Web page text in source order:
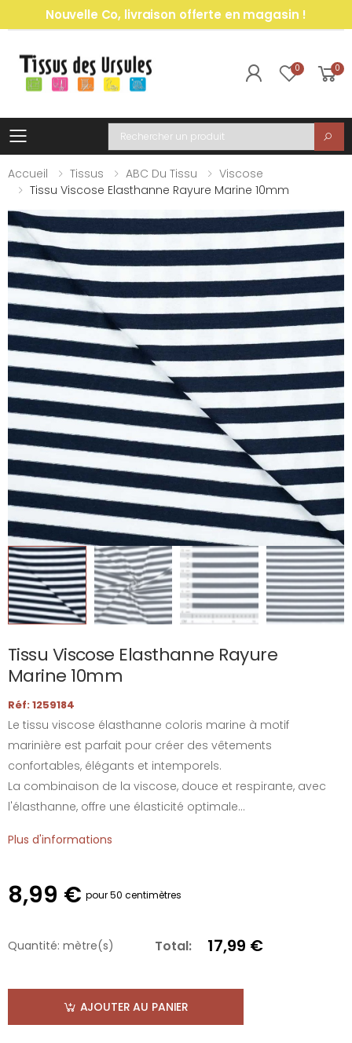
Nouvelle Co, livraison offerte en magasin !
0 0
Toggle mobile menu
Recherche
Accueil
Tissus ABC Du Tissu
Viscose
Tissu Viscose Elasthanne Rayure Marine 10mm
Tissu Viscose Elasthanne Rayure
Marine 10mm
Réf: 1259184
Le tissu viscose élasthanne coloris marine à motif
marinière est parfait pour créer des vêtements
confortables, élégants et intemporels.
La combinaison de la viscose, douce et respirante, avec
l'élasthanne, offre une élasticité optimale...
Plus d'informations
8,99 € pour 50 centimètres
Quantité: mètre(s) Total: 17,99 €
AJOUTER AU PANIER